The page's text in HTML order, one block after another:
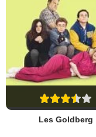
Les Goldberg